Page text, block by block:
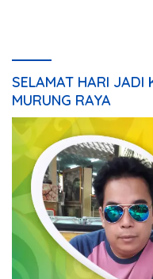
SELAMAT HARI JADI
MURUNG RAYA